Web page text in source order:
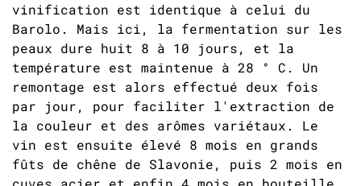
vinification est identique à celui du
Barolo. Mais ici, la fermentation sur les
peaux dure huit 8 à 10 jours, et la
température est maintenue à 28 ° C. Un
remontage est alors effectué deux fois
par jour, pour faciliter l'extraction de
la couleur et des arômes variétaux. Le
vin est ensuite élevé 8 mois en grands
fûts de chêne de Slavonie, puis 2 mois en